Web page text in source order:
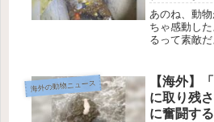
駆けつけ
あのね、動
ちゃ感動し
るって素敵
先生たちや
かに聞こえ
い...
海外の動物ニュース
【海外】
に取り残
に奮闘す